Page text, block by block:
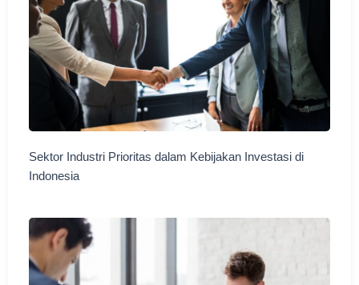
Sektor Industri Prioritas dalam Kebijakan Investasi di
Indonesia